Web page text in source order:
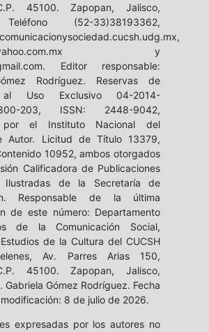
45100. Zapopan, Jalisco,
(52-33)38193362,
y
Editor responsable:
Rodríguez. Reservas de
al Uso Exclusivo 04-2014-
203, ISSN: 2448-9042,
por el Instituto Nacional del
Autor. Licitud de Título 13379,
10952, ambos otorgados
Calificadora de Publicaciones
Ilustradas de la Secretaría de
Responsable de la última
de este número: Departamento
de la Comunicación Social,
de la Cultura del CUCSH
Av. Parres Arias 150,
45100. Zapopan, Jalisco,
Gabriela Gómez Rodríguez. Fecha
8 de julio de 2026.
expresadas por los autores no